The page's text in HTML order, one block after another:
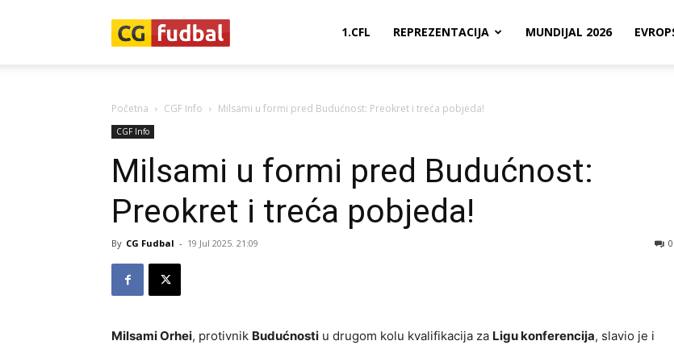
1.CFL REPREZENTACIJA MUNDIJAL 2026
Početna CGF Info Milsami u formi pred Budućnost: Preokret i treća pobjeda!
CGF Info
Milsami u formi pred Budućnost:
Preokret i treća pobjeda!
By CG Fudbal - 19 Jul 2025. 21:09 0
Milsami Orhei, protivnik Budućnosti u drugom kolu kvalifikacija za Ligu konferencija, slavio je i